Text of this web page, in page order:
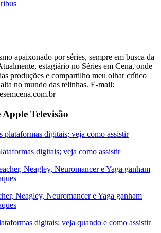
apaixonado por séries, sempre em busca da
estagiário no Séries em Cena, onde
produções e compartilho meu olhar crítico
no mundo das telinhas. E-mail:
Apple Televisão
digitais; veja como assistir
Neagley, Neuromancer e Yaga ganham